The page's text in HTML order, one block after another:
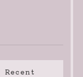
Recent